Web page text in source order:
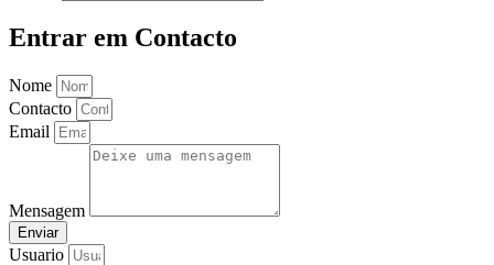
Entrar em Contacto
Nome
Contacto
Email
Mensagem
Enviar
Usuario